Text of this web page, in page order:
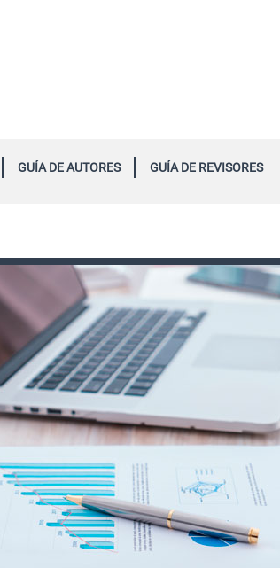
GUÍA DE AUTORES GUÍA DE REVISORES